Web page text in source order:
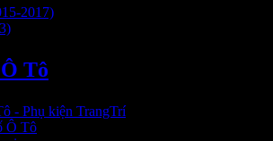
2017)
Tô
- Phụ kiện TrangTrí
Ô Tô